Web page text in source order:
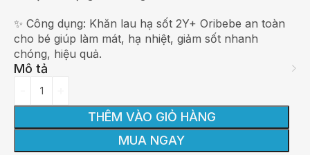
✨ Công dụng: Khăn lau hạ sốt 2Y+ Oribebe an toàn
cho bé giúp làm mát, hạ nhiệt, giảm sốt nhanh
chóng, hiệu quả.
Mô tả
THÊM VÀO GIỎ HÀNG
MUA NGAY